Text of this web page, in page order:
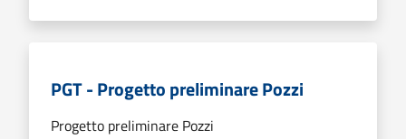
PGT - Progetto preliminare Pozzi
Progetto preliminare Pozzi